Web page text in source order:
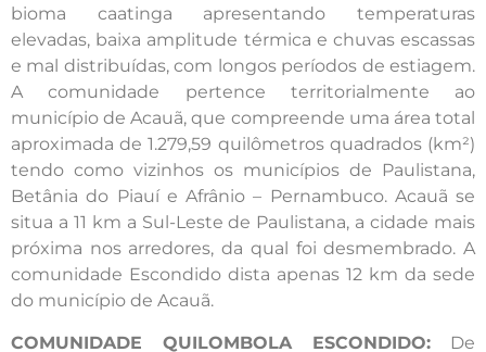
bioma caatinga apresentando temperaturas
elevadas, baixa amplitude térmica e chuvas escassas
e mal distribuídas, com longos períodos de estiagem.
A comunidade pertence territorialmente ao
município de Acauã, que compreende uma área total
aproximada de 1.279,59 quilômetros quadrados (km²)
tendo como vizinhos os municípios de Paulistana,
Betânia do Piauí e Afrânio – Pernambuco. Acauã se
situa a 11 km a Sul-Leste de Paulistana, a cidade mais
próxima nos arredores, da qual foi desmembrado. A
comunidade Escondido dista apenas 12 km da sede
do município de Acauã.
COMUNIDADE QUILOMBOLA ESCONDIDO: De